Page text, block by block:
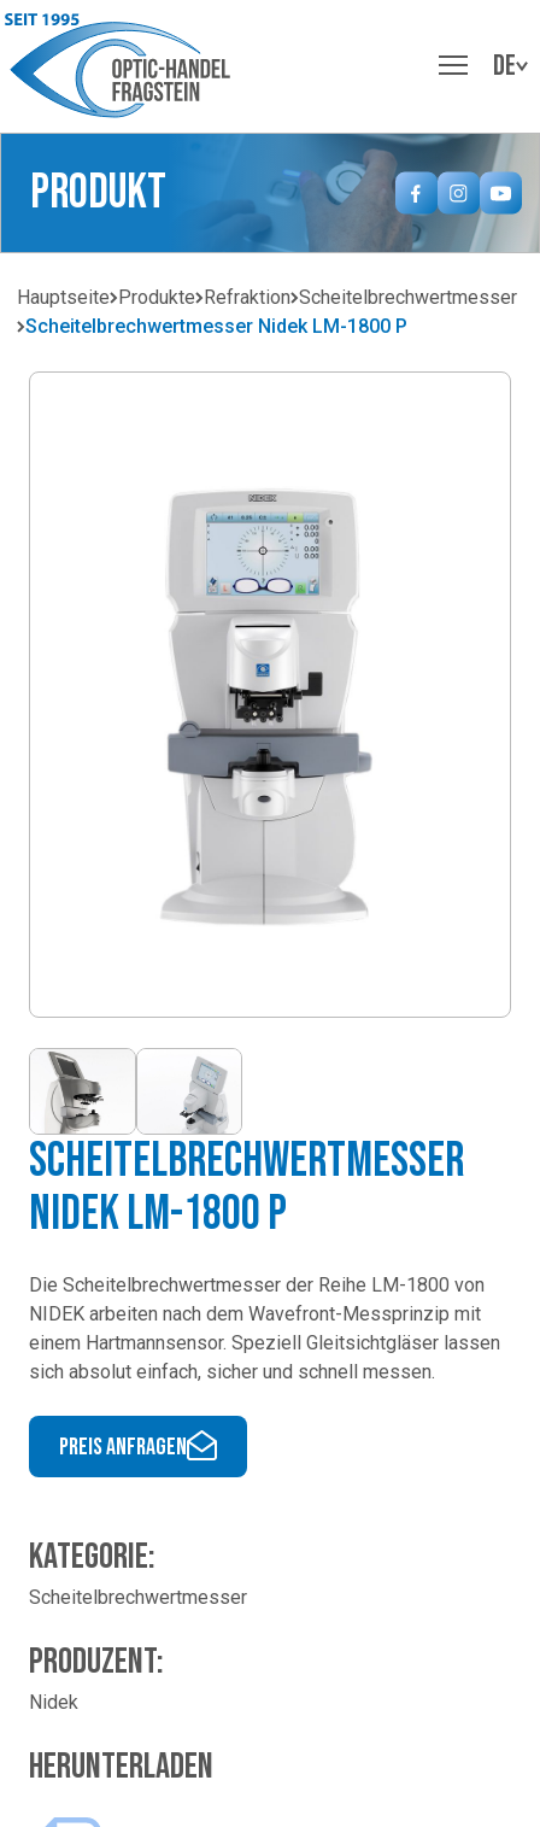
DE
Produkt
Hauptseite Produkte Refraktion Scheitelbrechwertmesser
Scheitelbrechwertmesser Nidek LM-1800 P
Scheitelbrechwertmesser
Nidek LM-1800 P
Die Scheitelbrechwertmesser der Reihe LM-1800 von
NIDEK arbeiten nach dem Wavefront-Messprinzip mit
einem Hartmannsensor. Speziell Gleitsichtgläser lassen
sich absolut einfach, sicher und schnell messen.
Preis anfragen
Kategorie:
Scheitelbrechwertmesser
Produzent:
Nidek
Herunterladen